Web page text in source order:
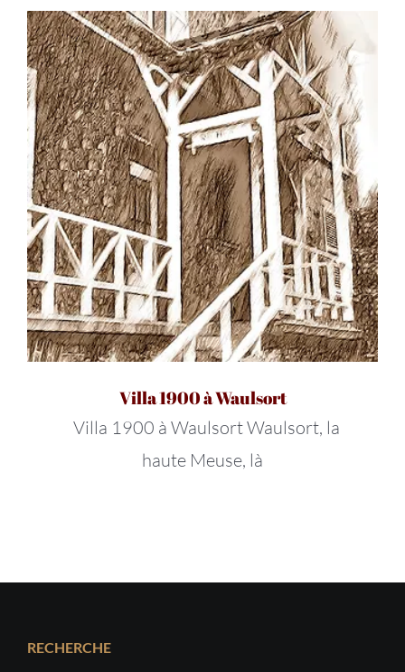
Villa 1900 à Waulsort
Villa 1900 à Waulsort Waulsort, la
haute Meuse, là
RECHERCHE